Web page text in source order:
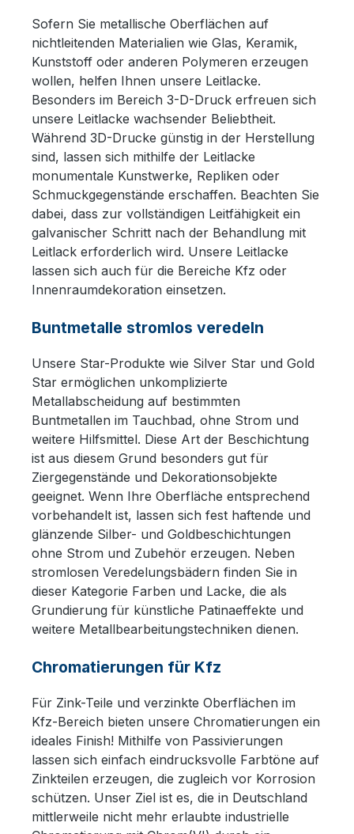
Sofern Sie metallische Oberflächen auf
nichtleitenden Materialien wie Glas, Keramik,
Kunststoff oder anderen Polymeren erzeugen
wollen, helfen Ihnen unsere Leitlacke.
Besonders im Bereich 3-D-Druck erfreuen sich
unsere Leitlacke wachsender Beliebtheit.
Während 3D-Drucke günstig in der Herstellung
sind, lassen sich mithilfe der Leitlacke
monumentale Kunstwerke, Repliken oder
Schmuckgegenstände erschaffen. Beachten Sie
dabei, dass zur vollständigen Leitfähigkeit ein
galvanischer Schritt nach der Behandlung mit
Leitlack erforderlich wird. Unsere Leitlacke
lassen sich auch für die Bereiche Kfz oder
Innenraumdekoration einsetzen.
Buntmetalle stromlos veredeln
Unsere Star-Produkte wie Silver Star und Gold
Star ermöglichen unkomplizierte
Metallabscheidung auf bestimmten
Buntmetallen im Tauchbad, ohne Strom und
weitere Hilfsmittel. Diese Art der Beschichtung
ist aus diesem Grund besonders gut für
Ziergegenstände und Dekorationsobjekte
geeignet. Wenn Ihre Oberfläche entsprechend
vorbehandelt ist, lassen sich fest haftende und
glänzende Silber- und Goldbeschichtungen
ohne Strom und Zubehör erzeugen. Neben
stromlosen Veredelungsbädern finden Sie in
dieser Kategorie Farben und Lacke, die als
Grundierung für künstliche Patinaeffekte und
weitere Metallbearbeitungstechniken dienen.
Chromatierungen für Kfz
Für Zink-Teile und verzinkte Oberflächen im
Kfz-Bereich bieten unsere Chromatierungen ein
ideales Finish! Mithilfe von Passivierungen
lassen sich einfach eindrucksvolle Farbtöne auf
Zinkteilen erzeugen, die zugleich vor Korrosion
schützen. Unser Ziel ist es, die in Deutschland
mittlerweile nicht mehr erlaubte industrielle